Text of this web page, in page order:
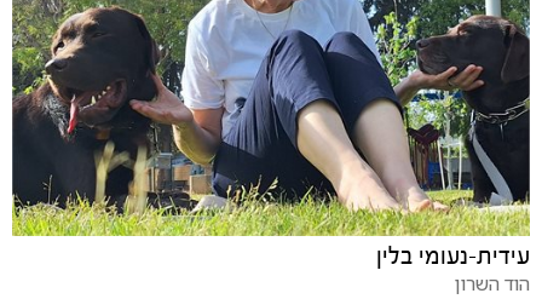
עידית-נעומי בלין
הוד השרון